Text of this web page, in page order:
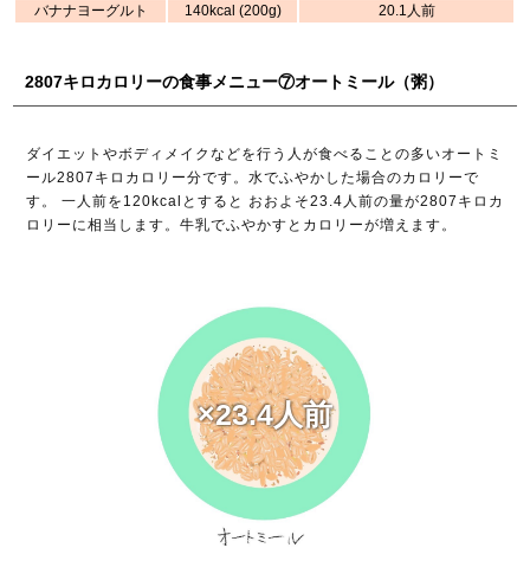
バナナヨーグルト 140kcal (200g) 20.1人前
2807キロカロリーの食事メニュー⑦オートミール（粥）
ダイエットやボディメイクなどを行う人が食べることの多いオートミ
ール2807キロカロリー分です。水でふやかした場合のカロリーで
す。 一人前を120kcalとすると おおよそ23.4人前の量が2807キロカ
ロリーに相当します。牛乳でふやかすとカロリーが増えます。
×23.4人前